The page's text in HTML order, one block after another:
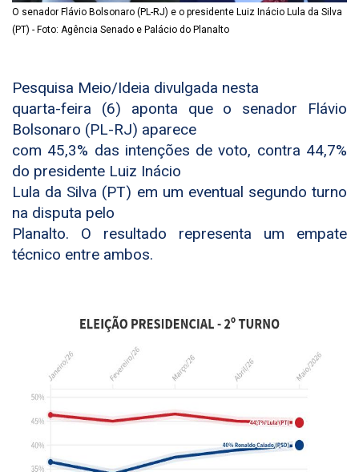
O senador Flávio Bolsonaro (PL-RJ) e o presidente Luiz Inácio Lula da Silva
(PT) - Foto: Agência Senado e Palácio do Planalto
Pesquisa Meio/Ideia divulgada nesta
quarta-feira (6) aponta que o senador Flávio
Bolsonaro (PL-RJ) aparece
com 45,3% das intenções de voto, contra 44,7%
do presidente Luiz Inácio
Lula da Silva (PT) em um eventual segundo turno
na disputa pelo
Planalto. O resultado representa um empate
técnico entre ambos.